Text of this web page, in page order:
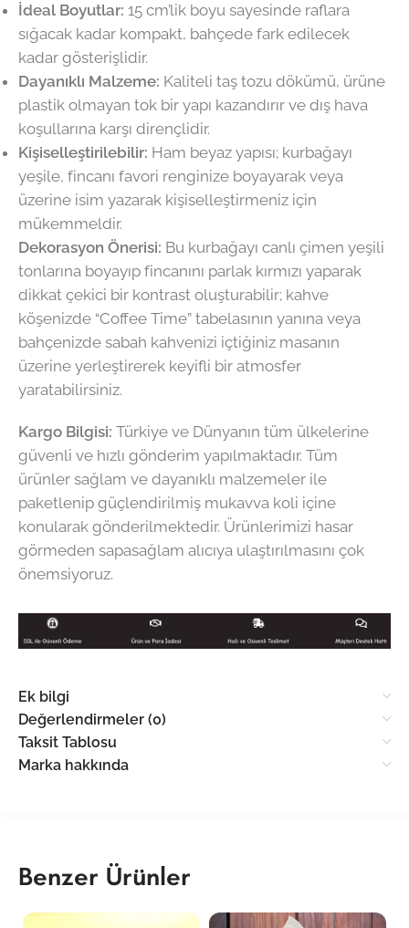
İdeal Boyutlar: 15 cm’lik boyu sayesinde raflara
sığacak kadar kompakt, bahçede fark edilecek
kadar gösterişlidir.
Dayanıklı Malzeme: Kaliteli taş tozu dökümü, ürüne
plastik olmayan tok bir yapı kazandırır ve dış hava
koşullarına karşı dirençlidir.
Kişiselleştirilebilir: Ham beyaz yapısı; kurbağayı
yeşile, fincanı favori renginize boyayarak veya
üzerine isim yazarak kişiselleştirmeniz için
mükemmeldir.
Dekorasyon Önerisi: Bu kurbağayı canlı çimen yeşili
tonlarına boyayıp fincanını parlak kırmızı yaparak
dikkat çekici bir kontrast oluşturabilir; kahve
köşenizde “Coffee Time” tabelasının yanına veya
bahçenizde sabah kahvenizi içtiğiniz masanın
üzerine yerleştirerek keyifli bir atmosfer
yaratabilirsiniz.
Kargo Bilgisi: Türkiye ve Dünyanın tüm ülkelerine
güvenli ve hızlı gönderim yapılmaktadır. Tüm
ürünler sağlam ve dayanıklı malzemeler ile
paketlenip güçlendirilmiş mukavva koli içine
konularak gönderilmektedir. Ürünlerimizi hasar
görmeden sapasağlam alıcıya ulaştırılmasını çok
önemsiyoruz.
Ek bilgi
Değerlendirmeler (0)
Taksit Tablosu
Marka hakkında
Benzer Ürünler